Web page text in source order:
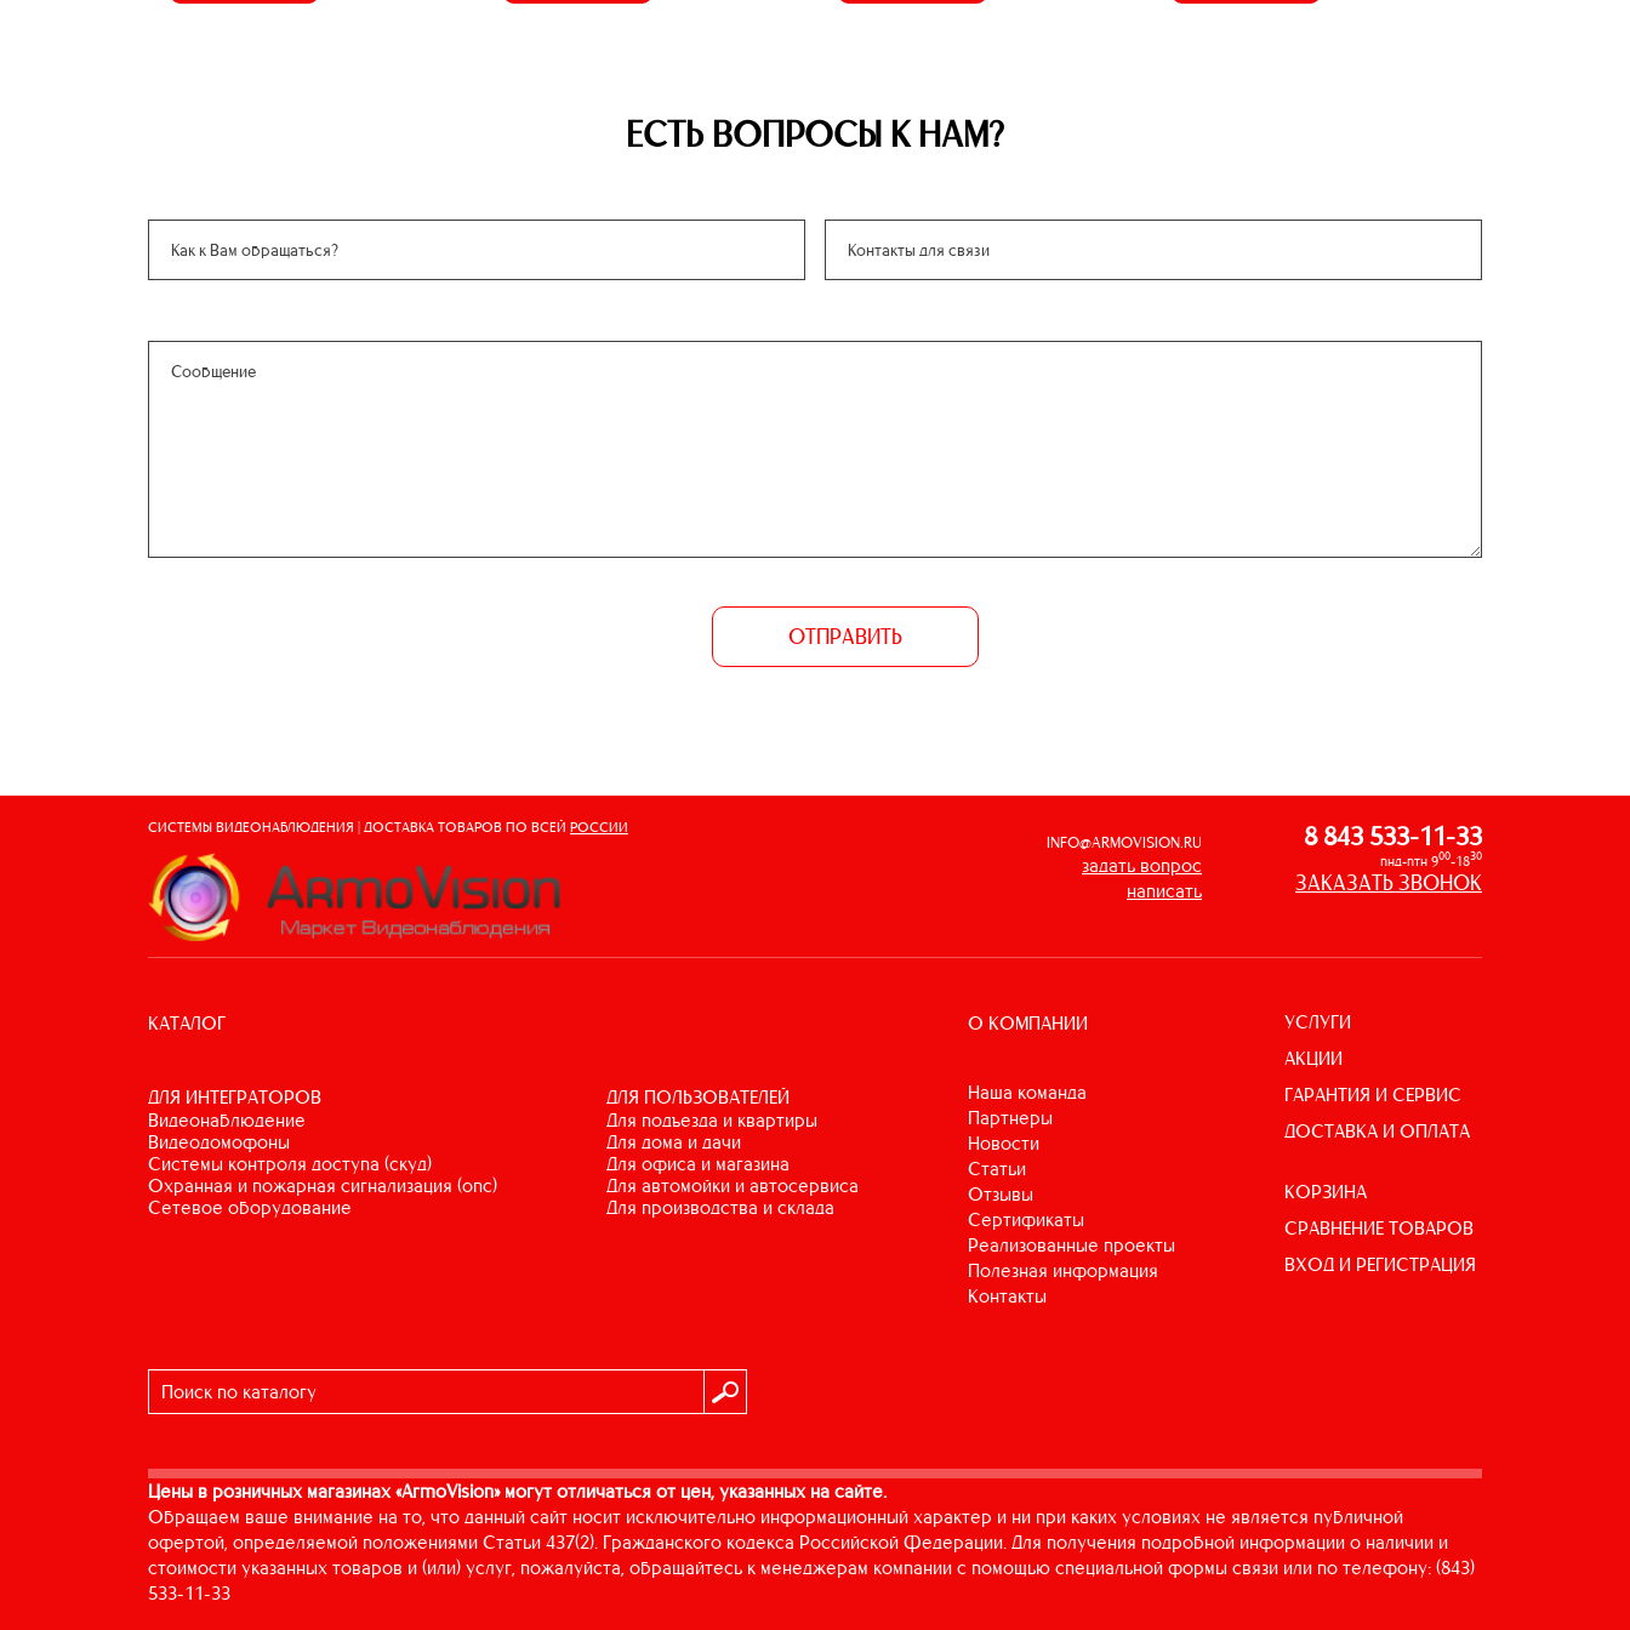
ЕСТЬ ВОПРОСЫ К НАМ?
ОТПРАВИТЬ
СИСТЕМЫ ВИДЕОНАБЛЮДЕНИЯ | ДОСТАВКА ТОВАРОВ ПО ВСЕЙ РОССИИ
INFO@ARMOVISION.RU
задать вопрос
написать
8 843 533-11-33
пнд-птн 900-1830
ЗАКАЗАТЬ ЗВОНОК
КАТАЛОГ
ДЛЯ ИНТЕГРАТОРОВ
видеонаблюдение
видеодомофоны
системы контроля доступа (скуд)
охранная и пожарная сигнализация (опс)
сетевое оборудование
ДЛЯ ПОЛЬЗОВАТЕЛЕЙ
для подъезда и квартиры
для дома и дачи
для офиса и магазина
для автомойки и автосервиса
для производства и склада
О КОМПАНИИ
Наша команда
Партнеры
Новости
Статьи
Отзывы
Сертификаты
Реализованные проекты
Полезная информация
Контакты
УСЛУГИ
АКЦИИ
ГАРАНТИЯ И СЕРВИС
ДОСТАВКА И ОПЛАТА
КОРЗИНА
СРАВНЕНИЕ ТОВАРОВ
ВХОД И РЕГИСТРАЦИЯ
Цены в розничных магазинах «ArmoVision» могут отличаться от цен, указанных на сайте.
Обращаем ваше внимание на то, что данный сайт носит исключительно информационный характер и ни при каких условиях не является публичной
офертой, определяемой положениями Статьи 437(2). Гражданского кодекса Российской Федерации. Для получения подробной информации о наличии и
стоимости указанных товаров и (или) услуг, пожалуйста, обращайтесь к менеджерам компании с помощью специальной формы связи или по телефону: (843)
533-11-33